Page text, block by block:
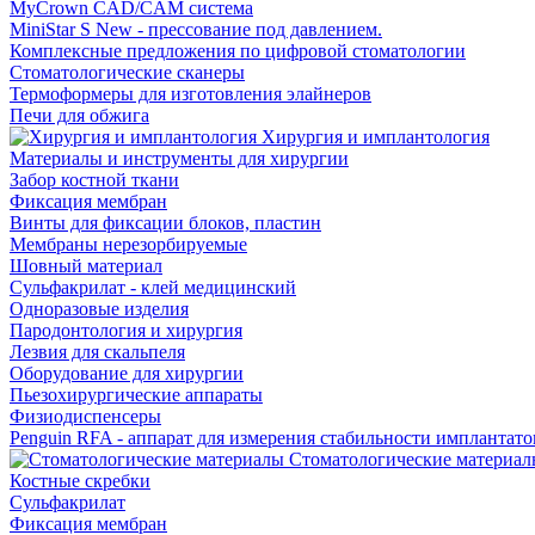
MyCrown CAD/CAM система
MiniStar S New - прессование под давлением.
Комплексные предложения по цифровой стоматологии
Стоматологические сканеры
Термоформеры для изготовления элайнеров
Печи для обжига
Хирургия и имплантология
Материалы и инструменты для хирургии
Забор костной ткани
Фиксация мембран
Винты для фиксации блоков, пластин
Мембраны нерезорбируемые
Шовный материал
Сульфакрилат - клей медицинский
Одноразовые изделия
Пародонтология и хирургия
Лезвия для скальпеля
Оборудование для хирургии
Пьезохирургические аппараты
Физиодиспенсеры
Penguin RFA - аппарат для измерения стабильности
Стоматологические
Костные скребки
Сульфакрилат
Фиксация мембран